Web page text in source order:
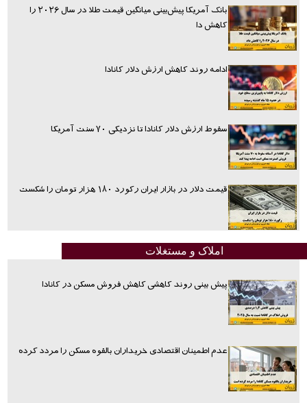
بانک آمریکا پیش‌بینی میانگین قیمت طلا در سال ۲۰۲۶ را
کاهش دا
ادامه روند کاهش ارزش دلار کانادا
سقوط ارزش دلار کانادا تا نزدیکی ۷۰ سنت آمریکا
قیمت دلار در بازار ایران رکورد ۱۸۰ هزار تومان را شکست
املاک و مستغلات
پیش بینی روند کاهشی کاهش فروش مسکن در کانادا
عدم اطمینان اقتصادی خریداران بالقوه مسکن را مردد کرده